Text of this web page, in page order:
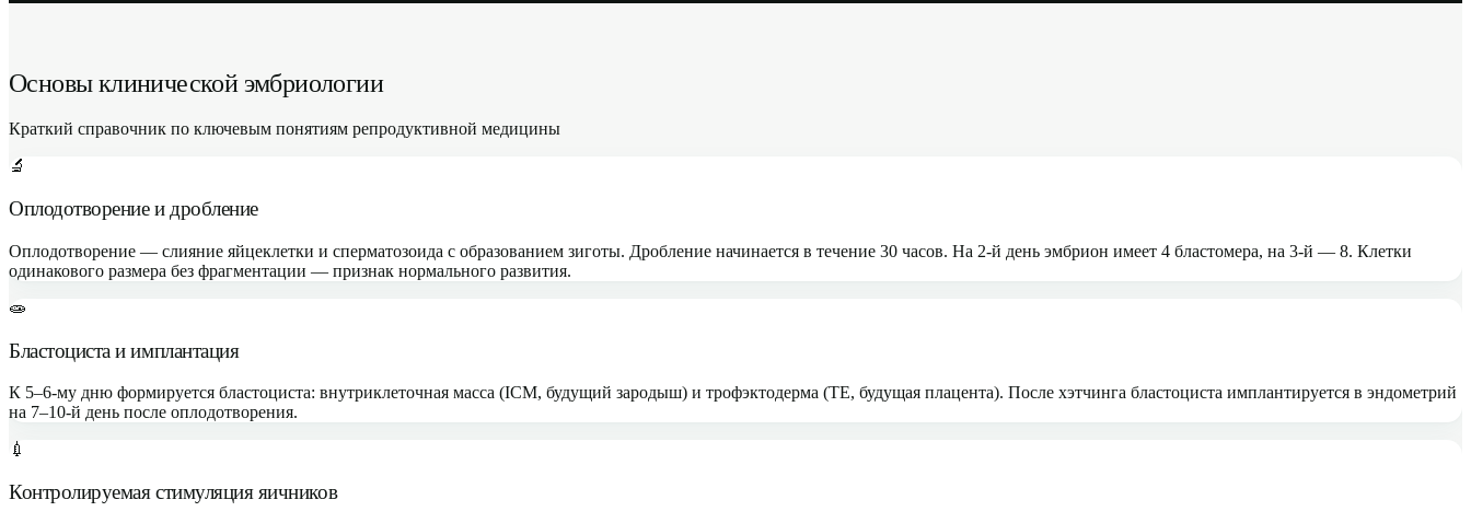
Основы клинической эмбриологии
Краткий справочник по ключевым понятиям репродуктивной медицины
🔬
Оплодотворение и дробление
Оплодотворение — слияние яйцеклетки и сперматозоида с образованием зиготы. Дробление начинается в течение 30 часов. На 2-й день эмбрион имеет 4 бластомера, на 3-й — 8. Клетки
одинакового размера без фрагментации — признак нормального развития.
🧫
Бластоциста и имплантация
К 5–6-му дню формируется бластоциста: внутриклеточная масса (ICM, будущий зародыш) и трофэктодерма (TE, будущая плацента). После хэтчинга бластоциста имплантируется в эндометрий
на 7–10-й день после оплодотворения.
💉
Контролируемая стимуляция яичников